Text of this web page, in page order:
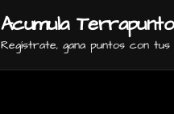
Acumula
Regístrate, gana puntos con